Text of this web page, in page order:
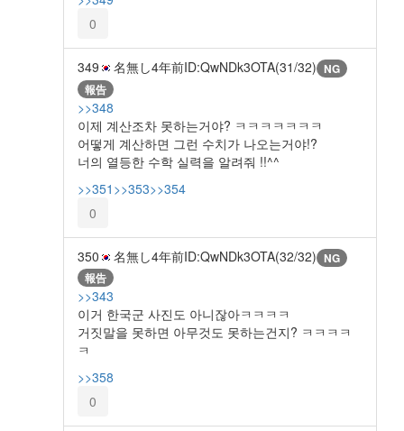
0
349 名無し4年前ID:QwNDk3OTA(31/32) NG
報告
>>348
이제 계산조차 못하는거야? ㅋㅋㅋㅋㅋㅋㅋ
어떻게 계산하면 그런 수치가 나오는거야!?
너의 열등한 수학 실력을 알려줘 !!^^
>>351 >>353>>354
0
350 名無し4年前ID:QwNDk3OTA(32/32) NG
報告
>>343
이거 한국군 사진도 아니잖아ㅋㅋㅋㅋ
거짓말을 못하면 아무것도 못하는건지? ㅋㅋㅋㅋ
ㅋ
>>358
0